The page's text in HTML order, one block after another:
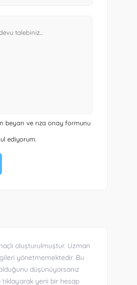
beyan ve rıza onay formunu
ediyorum.
oluşturulmuştur. Uzman
yönetmemektedir. Bu
düşünüyorsanız
tıklayarak yeni bir hesap